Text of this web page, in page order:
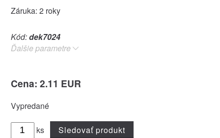
Záruka: 2 roky
Kód:dek7024
Ďalšie parametre
Cena: 2.11 EUR
Vypredané
ks Sledovať produkt